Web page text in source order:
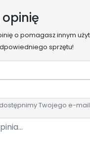
o pomagasz innym
sprzętu!
Twojego e-